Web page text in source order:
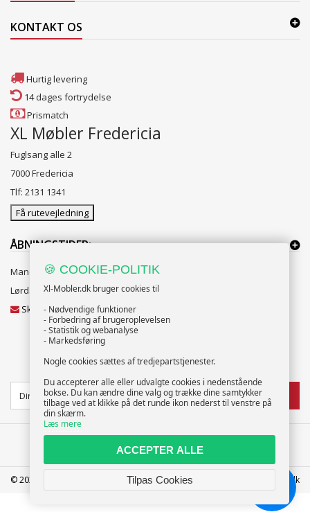
© 2025 XL-Møbler ApS | CVR: 39586207 | FREDERICIA | info@xl-mobler.dk
KONTAKT OS
Hurtig levering
14 dages fortrydelse
Prismatch
XL Møbler Fredericia
Fuglsang alle 2
7000 Fredericia
Tlf: 2131 1341
Få rutevejledning
ÅBNINGSTIDER:
Mandag til Fredag 10:00 til 18:00
Lørdag og Søndag 10:00 til 16:00
Skriv til vores kundeservice
NYHEDSBREV
TILMELD
🍪 COOKIE-POLITIK
Xl-Mobler.dk bruger cookies til
- Nødvendige funktioner
- Forbedring af brugeroplevelsen
- Statistik og webanalyse
- Markedsføring
Nogle cookies sættes af tredjepartstjenester.
Du accepterer alle eller udvalgte cookies i nedenstående
bokse. Du kan ændre dine valg og trække dine samtykker
tilbage ved at klikke på det runde ikon nederst til venstre på
din skærm.
Læs mere
ACCEPTER ALLE
Tilpas Cookies